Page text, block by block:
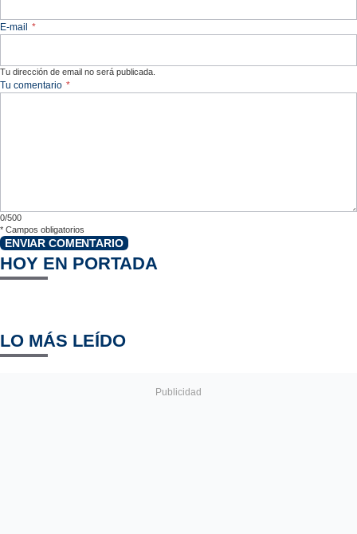
E-mail *
Tu dirección de email no será publicada.
Tu comentario *
0/500
* Campos obligatorios
ENVIAR COMENTARIO
HOY EN PORTADA
LO MÁS LEÍDO